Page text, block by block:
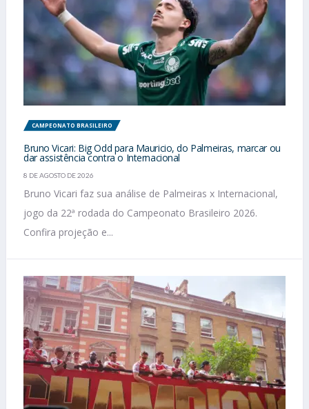
CAMPEONATO BRASILEIRO
Bruno Vicari: Big Odd para Mauricio, do Palmeiras, marcar ou
dar assistência contra o Internacional
8 DE AGOSTO DE 2026
Bruno Vicari faz sua análise de Palmeiras x Internacional,
jogo da 22ª rodada do Campeonato Brasileiro 2026.
Confira projeção e...